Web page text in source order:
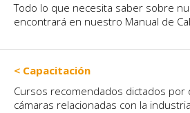
Todo lo que necesita saber sobre
encontrará en nuestro Manual de
< Capacitación
Cursos recomendados dictados por
cámaras relacionadas con la